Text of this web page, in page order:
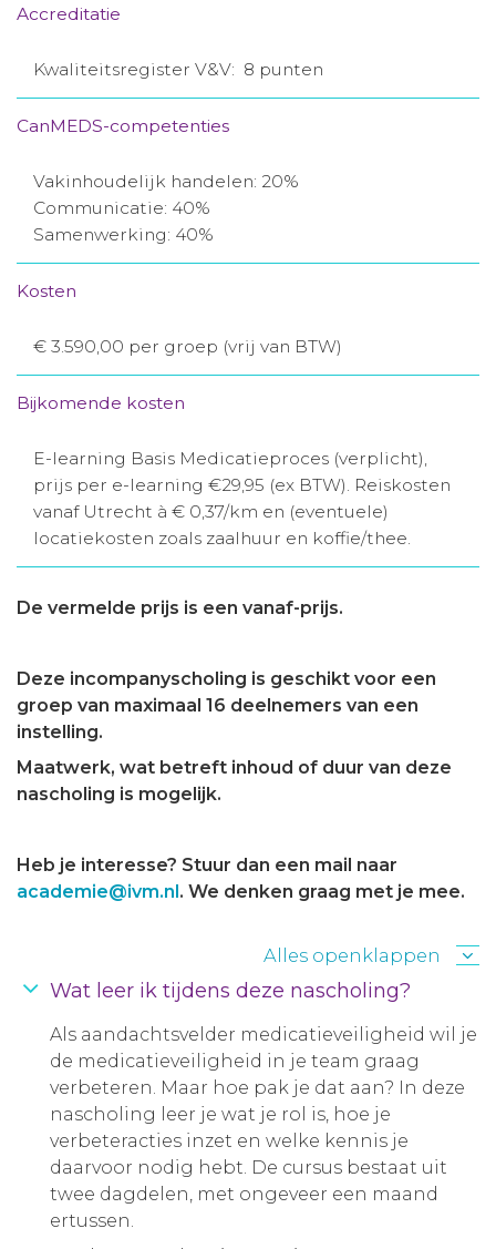
Accreditatie
Kwaliteitsregister V&V: 8 punten
CanMEDS-competenties
Vakinhoudelijk handelen: 20%
Communicatie: 40%
Samenwerking: 40%
Kosten
€ 3.590,00 per groep (vrij van BTW)
Bijkomende kosten
E-learning Basis Medicatieproces (verplicht),
prijs per e-learning €29,95 (ex BTW). Reiskosten
vanaf Utrecht à € 0,37/km en (eventuele)
locatiekosten zoals zaalhuur en koffie/thee.
De vermelde prijs is een vanaf-prijs.
Deze incompanyscholing is geschikt voor een
groep van maximaal 16 deelnemers van een
instelling.
Maatwerk, wat betreft inhoud of duur van deze
nascholing is mogelijk.
Heb je interesse? Stuur dan een mail naar
academie@ivm.nl. We denken graag met je mee.
Alles openklappen
Wat leer ik tijdens deze nascholing?
Als aandachtsvelder medicatieveiligheid wil je
de medicatieveiligheid in je team graag
verbeteren. Maar hoe pak je dat aan? In deze
nascholing leer je wat je rol is, hoe je
verbeteracties inzet en welke kennis je
daarvoor nodig hebt. De cursus bestaat uit
twee dagdelen, met ongeveer een maand
ertussen.